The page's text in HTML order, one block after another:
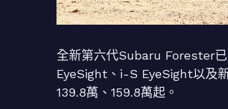
全新第六代Subaru Forester
EyeSight、i-S EyeSight以及
139.8萬、159.8萬起。